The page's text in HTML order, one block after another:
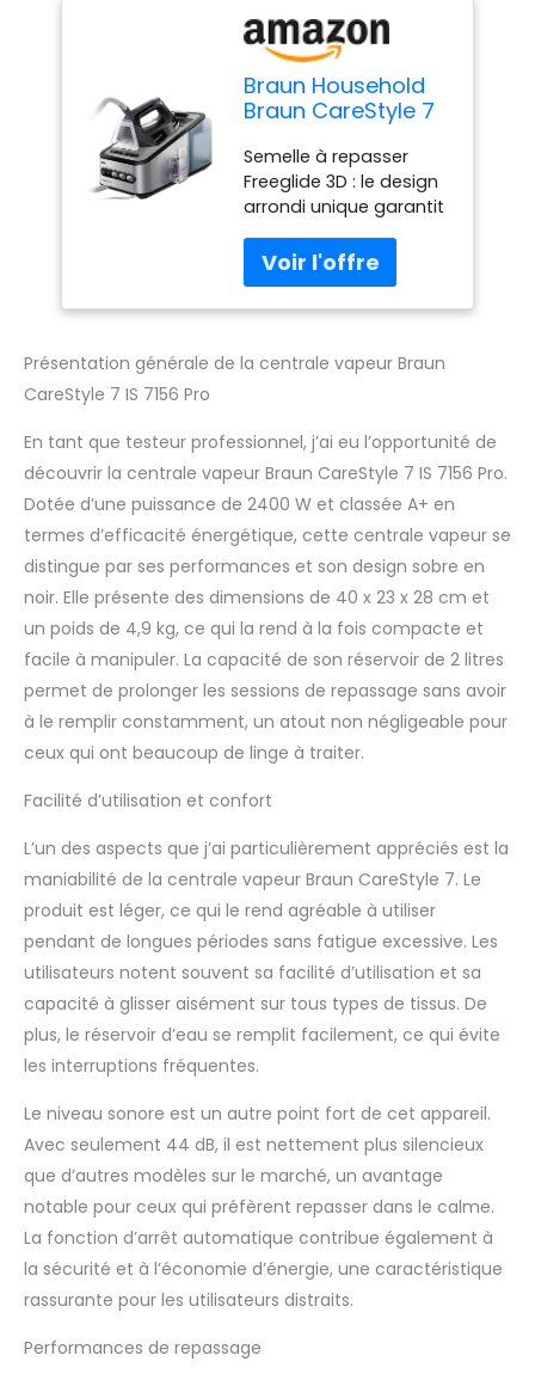
Braun Household
Braun CareStyle 7
is 7156 Pro Centrale
Vapeur, 2400 W,
Noir
Semelle à repasser
Freeglide 3D : le design
arrondi unique garantit
chaque obstacle,
même en arrière. Ainsi,
vous ne resterez plus
et aux sacs Puissant :
une pression de vapeur
pressing puissant de
500 g/min assurent
que la vapeur d'eau
pénètre complètement
le tissu et lisse même
les plis les plus
profonds Réglage ICARE
: le réglage intelligent
iCare assure la
protection de tous les
vêtements en coton,
soie, laine et polyester
sans compromis sur les
résultats Mode Eco et
température Eco est
tissus fins, tandis que le
mode Turbo élimine
même les plis tenaces
de lin et de jeans
Contenu de la livraison :
1 centrale vapeur
CareStyle 7 Pro IS 7156
avec semelle FreeGlide
3D de Braun
Présentation générale de la centrale vapeur Braun
CareStyle 7 IS 7156 Pro
En tant que testeur professionnel, j’ai eu l’opportunité de
découvrir la centrale vapeur Braun CareStyle 7 IS 7156 Pro.
Dotée d’une puissance de 2400 W et classée A+ en
termes d’efficacité énergétique, cette centrale vapeur se
distingue par ses performances et son design sobre en
noir. Elle présente des dimensions de 40 x 23 x 28 cm et
un poids de 4,9 kg, ce qui la rend à la fois compacte et
facile à manipuler. La capacité de son réservoir de 2 litres
permet de prolonger les sessions de repassage sans avoir
à le remplir constamment, un atout non négligeable pour
ceux qui ont beaucoup de linge à traiter.
Facilité d’utilisation et confort
L’un des aspects que j’ai particulièrement appréciés est la
maniabilité de la centrale vapeur Braun CareStyle 7. Le
produit est léger, ce qui le rend agréable à utiliser
pendant de longues périodes sans fatigue excessive. Les
utilisateurs notent souvent sa facilité d’utilisation et sa
capacité à glisser aisément sur tous types de tissus. De
plus, le réservoir d’eau se remplit facilement, ce qui évite
les interruptions fréquentes.
Le niveau sonore est un autre point fort de cet appareil.
Avec seulement 44 dB, il est nettement plus silencieux
que d’autres modèles sur le marché, un avantage
notable pour ceux qui préfèrent repasser dans le calme.
La fonction d’arrêt automatique contribue également à
la sécurité et à l’économie d’énergie, une caractéristique
rassurante pour les utilisateurs distraits.
Performances de repassage